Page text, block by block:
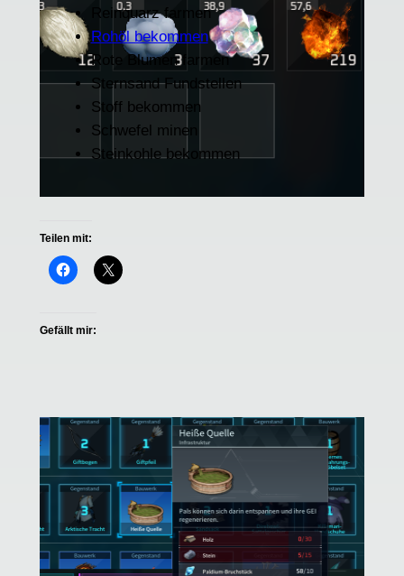
Reinquarz farmen
Rohöl bekommen
Rote Blumen farmen
Sternsand Fundstellen
Stoff bekommen
Schwefel minen
Steinkohle bekommen
Teilen mit:
Gefällt mir: